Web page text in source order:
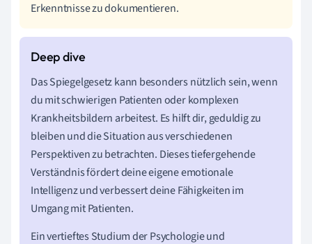
Erkenntnisse zu dokumentieren.
Das Spiegelgesetz kann besonders nützlich sein, wenn
du mit schwierigen Patienten oder komplexen
Krankheitsbildern arbeitest. Es hilft dir, geduldig zu
bleiben und die Situation aus verschiedenen
Perspektiven zu betrachten. Dieses tiefergehende
Verständnis fördert deine eigene emotionale
Intelligenz und verbessert deine Fähigkeiten im
Umgang mit Patienten.
Ein vertieftes Studium der Psychologie und